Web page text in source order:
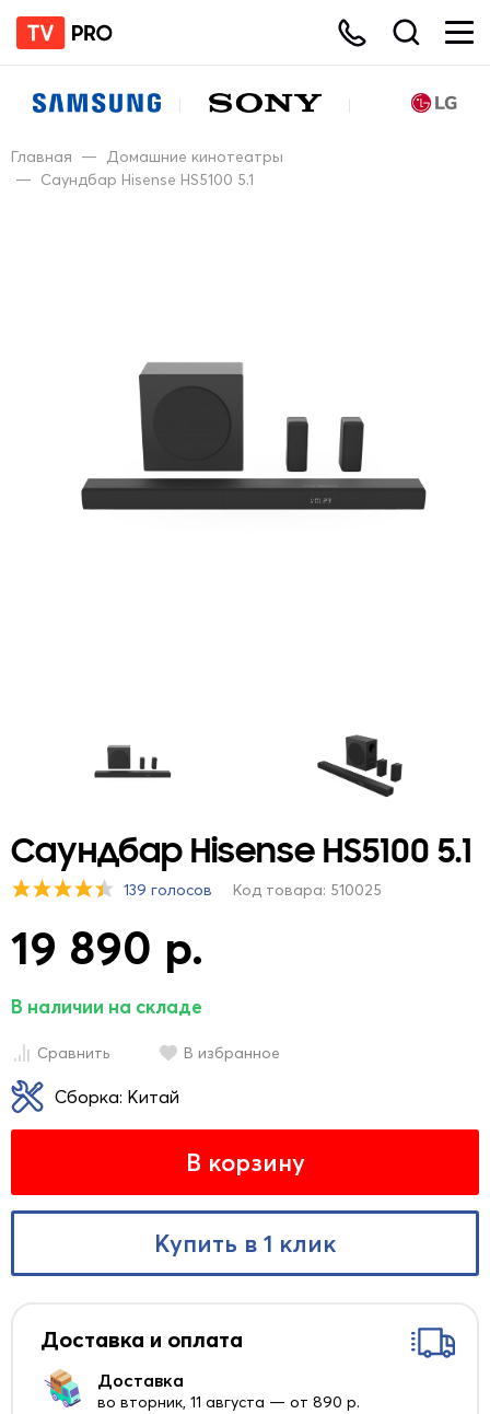
Главная — Домашние кинотеатры
— Саундбар Hisense HS5100 5.1
Саундбар Hisense HS5100 5.1
139 голосов Код товара: 510025
19 890 р.
В наличии на складе
Сравнить В избранное
Сборка: Китай
В корзину
Купить в 1 клик
Доставка и оплата
Доставка
во вторник, 11 августа — от 890 р.